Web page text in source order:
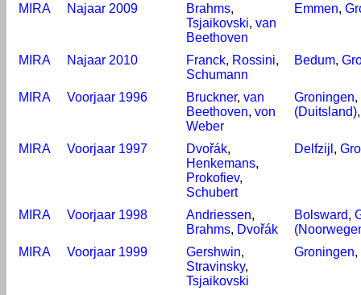
MIRA Najaar 2009 Brahms,
Tsjaikovski, van
Beethoven
Emmen,
MIRA Najaar 2010 Franck, Rossini,
Schumann
Bedum,
MIRA Voorjaar 1996 Bruckner, van
Beethoven, von
Weber
Groningen,
(Duitsland)
MIRA Voorjaar 1997 Dvořák,
Henkemans,
Prokofiev,
Schubert
Delfzijl ,
MIRA Voorjaar 1998 Andriessen,
Brahms, Dvořák
Bolsward,
MIRA
Voorjaar 1999 Gershwin,
Stravinsky,
Tsjaikovski
Groningen,